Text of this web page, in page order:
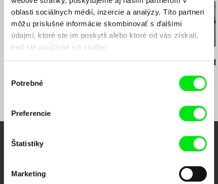
oblasti sociálnych médií, inzercie a analýzy. Títo partneri
môžu príslušné informácie skombinovať s ďalšími
údajmi, ktoré ste im poskytli alebo ktoré od vás získali,
keď ste používali ich služby.
súhlasu
Potrebné
Preferencie
Štatistiky
Marketing
Sená na Doščanke Obyčajné drevo Štyri dni